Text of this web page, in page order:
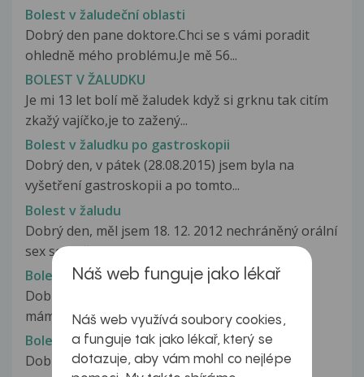
Bolest v žaludeční oblasti
Dobrý den pane doktore.Chci se s vámi poradit
ohledně mého problému.Je mě 56...
BOLEST V ŽALUDKU
Je mi 13 let bolí mě žaludek když si grknu tak citím
zkažý vajíčko,je to zažený...
Bolest v žaludku po gastroskopii
Dobrý den, v pátek (28.08.2015) jsem byla na
vyšetření gastroskopii a po tomto...
Bolest v žaludu
Dobrý den, měl jsem 18. 12. 2012 nechráněný orální
sex se slečnou kterou neznám...
Bolest v žebrech a bolest při dýchání
Dobrý den, chtěla bych se zeptat.Již několik let
mám problém s páteří.Nyní...
Bolest vaarlete
Dobrý den, trápí mě bolest v levém varleti při
Náš web funguje jako lékař
Náš web využívá soubory cookies,
a funguje tak jako lékař, který se
dotazuje, aby vám mohl co nejlépe